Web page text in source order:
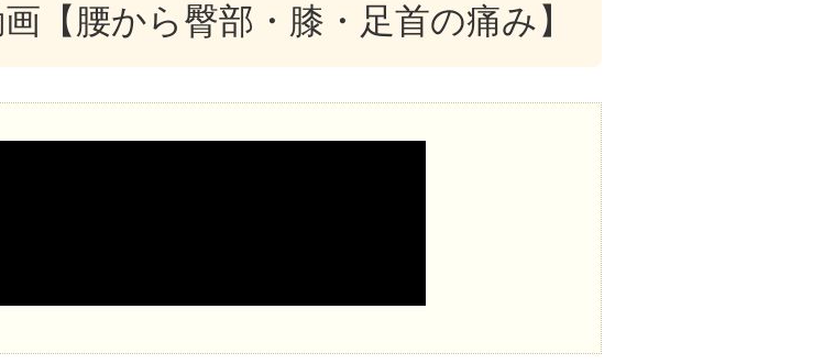
【腰から臀部・膝・足首の痛み】